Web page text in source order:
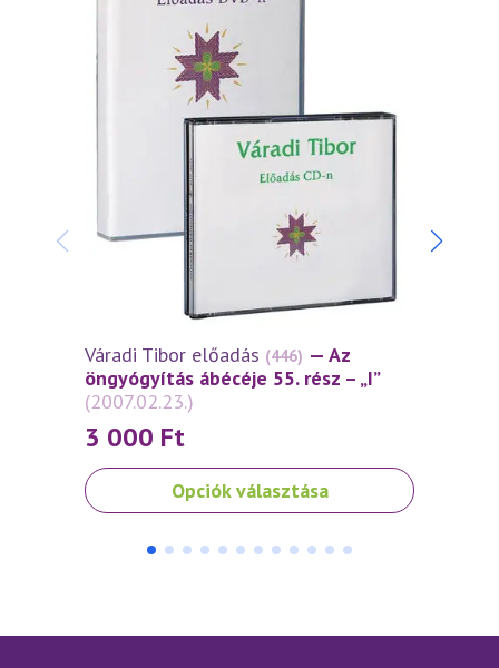
Váradi Tibor előadás (446) — Az
öngyógyítás ábécéje 55. rész – „I”
(2007.02.23.)
3 000 Ft
Opciók választása
Ennek
a
A
A